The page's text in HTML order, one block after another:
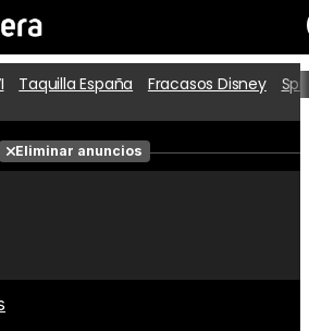
Cartelera
Películas
Taquilla España Fracasos Disney
Eliminar anuncios